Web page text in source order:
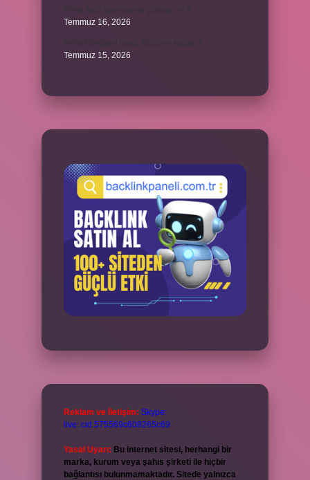
Temmuz 16, 2026
Temmuz 15, 2026
Reklam ve İletişim: Skype:
live:.cid.575569c608265c69
Yasal Uyarı: Bu internet sitesi, herhangi bir
marka, kurum veya şahıs şirketi ile hiçbir
bağlantısı bulunmamaktadır. Sitede yalnızca